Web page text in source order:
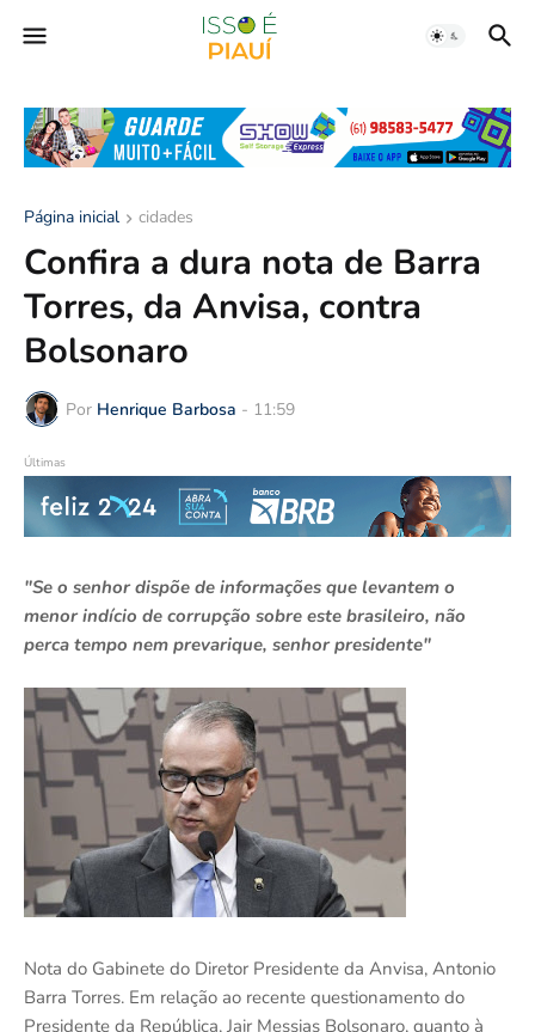
Página inicial cidades
Confira a dura nota de Barra
Torres, da Anvisa, contra
Bolsonaro
Por Henrique Barbosa - 11:59
Últimas
"Se o senhor dispõe de informações que levantem o
menor indício de corrupção sobre este brasileiro, não
perca tempo nem prevarique, senhor presidente"
Nota do Gabinete do Diretor Presidente da Anvisa, Antonio
Barra Torres. Em relação ao recente questionamento do
Presidente da República, Jair Messias Bolsonaro, quanto à